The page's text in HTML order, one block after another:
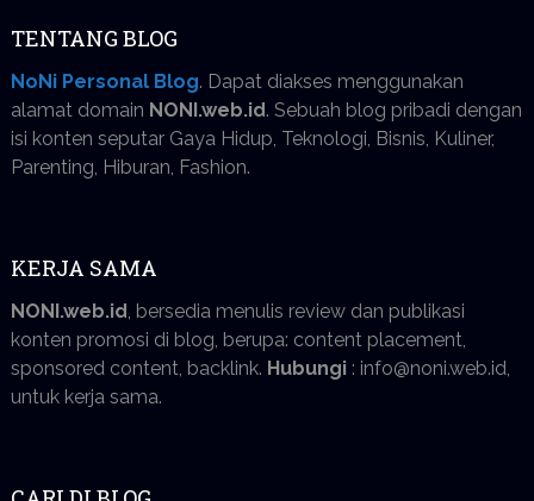
TENTANG BLOG
NoNi Personal Blog. Dapat diakses menggunakan
alamat domain NONI.web.id. Sebuah blog pribadi dengan
isi konten seputar Gaya Hidup, Teknologi, Bisnis, Kuliner,
Parenting, Hiburan, Fashion.
KERJA SAMA
NONI.web.id , bersedia menulis review dan publikasi
konten promosi di blog, berupa: content placement,
sponsored content, backlink. Hubungi: info@noni.web.id,
untuk kerja sama.